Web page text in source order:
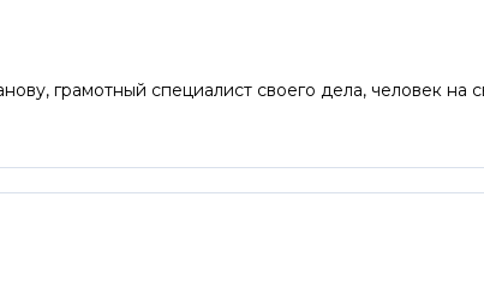
грамотный специалист своего дела, человек на